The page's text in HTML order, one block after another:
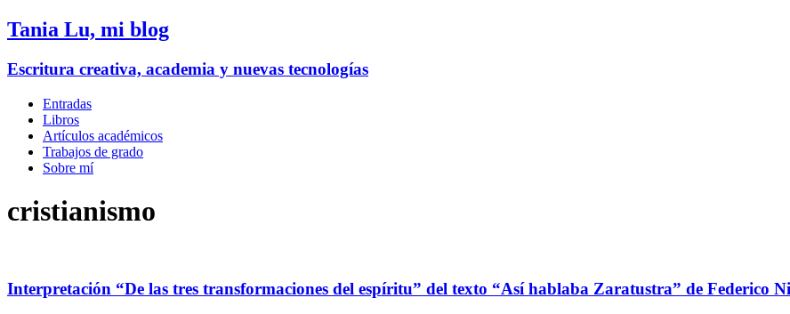
Tania Lu, mi blog
Escritura creativa, academia y nuevas tecnologías
Entradas
Libros
Artículos académicos
Trabajos de grado
Sobre mí
cristianismo
Interpretación “De las tres transformaciones del espíritu” del texto “Así hablaba Zaratustra” de Federico